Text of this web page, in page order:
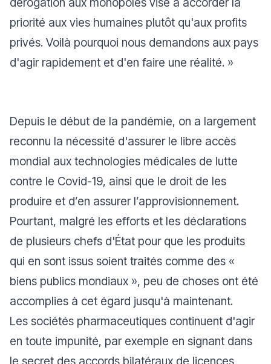
priorité aux vies humaines plutôt qu'aux profits
privés. Voilà pourquoi nous demandons aux pays
d'agir rapidement et d'en faire une réalité. »
Depuis le début de la pandémie, on a largement
reconnu la nécessité d'assurer le libre accès
mondial aux technologies médicales de lutte
contre le Covid-19, ainsi que le droit de les
produire et d’en assurer l’approvisionnement.
Pourtant, malgré les efforts et les déclarations
de plusieurs chefs d'État pour que les produits
qui en sont issus soient traités comme des «
biens publics mondiaux », peu de choses ont été
accomplies à cet égard jusqu'à maintenant.
Les sociétés pharmaceutiques continuent d'agir
en toute impunité, par exemple en signant dans
le secret des accords bilatéraux de licences